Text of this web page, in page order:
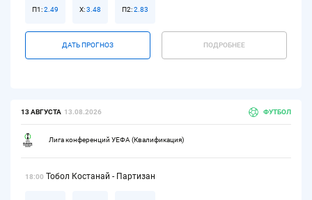
ДАТЬ ПРОГНОЗ
П1:2.49 Х:3.48 П2:2.83
ПОДРОБНЕЕ
13 АВГУСТА 13.08.2026 ФУТБОЛ
Лига конференций УЕФА (Квалификация)
18:00 Тобол Костанай - Партизан